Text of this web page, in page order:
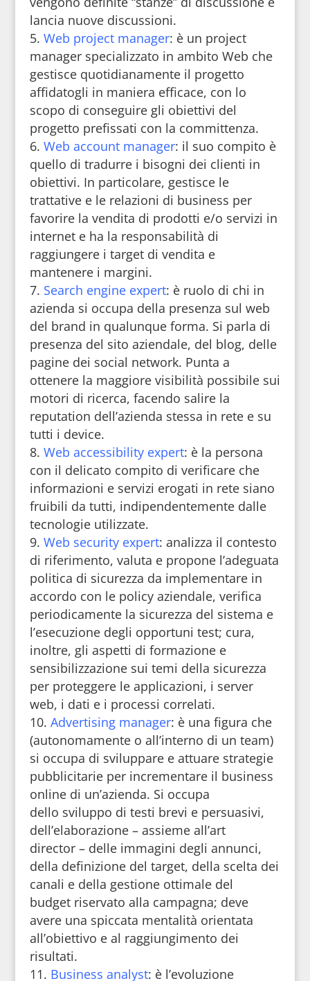
lancia nuove discussioni.
Web project manager: è un project
manager specializzato in ambito Web che
gestisce quotidianamente il progetto
affidatogli in maniera efficace, con lo
scopo di conseguire gli obiettivi del
progetto prefissati con la committenza.
Web account manager: il suo compito è
quello di tradurre i bisogni dei clienti in
obiettivi. In particolare, gestisce le
trattative e le relazioni di business per
favorire la vendita di prodotti e/o servizi in
internet e ha la responsabilità di
raggiungere i target di vendita e
mantenere i margini.
Search engine expert: è ruolo di chi in
azienda si occupa della presenza sul web
del brand in qualunque forma. Si parla di
presenza del sito aziendale, del blog, delle
pagine dei social network. Punta a
ottenere la maggiore visibilità possibile sui
motori di ricerca, facendo salire la
reputation dell’azienda stessa in rete e su
tutti i device.
Web accessibility expert: è la persona
con il delicato compito di verificare che
informazioni e servizi erogati in rete siano
fruibili da tutti, indipendentemente dalle
tecnologie utilizzate.
Web security expert: analizza il contesto
di riferimento, valuta e propone l’adeguata
politica di sicurezza da implementare in
accordo con le policy aziendale, verifica
periodicamente la sicurezza del sistema e
l’esecuzione degli opportuni test; cura,
inoltre, gli aspetti di formazione e
sensibilizzazione sui temi della sicurezza
per proteggere le applicazioni, i server
web, i dati e i processi correlati.
Advertising manager: è una figura che
(autonomamente o all’interno di un team)
si occupa di sviluppare e attuare strategie
pubblicitarie per incrementare il business
online di un’azienda. Si occupa
dello sviluppo di testi brevi e persuasivi,
dell’elaborazione – assieme all’art
director – delle immagini degli annunci,
della definizione del target, della scelta dei
canali e della gestione ottimale del
budget riservato alla campagna; deve
avere una spiccata mentalità orientata
all’obiettivo e al raggiungimento dei
risultati.
Business analyst: è l’evoluzione